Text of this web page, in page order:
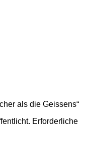
als die Geissens“
Erforderliche